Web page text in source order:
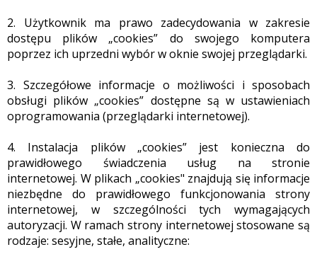
2. Użytkownik ma prawo zadecydowania w zakresie
dostępu plików „cookies” do swojego komputera
poprzez ich uprzedni wybór w oknie swojej przeglądarki.
3. Szczegółowe informacje o możliwości i sposobach
obsługi plików „cookies” dostępne są w ustawieniach
oprogramowania (przeglądarki internetowej).
4. Instalacja plików „cookies” jest konieczna do
prawidłowego świadczenia usług na stronie
internetowej. W plikach „cookies" znajdują się informacje
niezbędne do prawidłowego funkcjonowania strony
internetowej, w szczególności tych wymagających
autoryzacji. W ramach strony internetowej stosowane są
rodzaje: sesyjne, stałe, analityczne: